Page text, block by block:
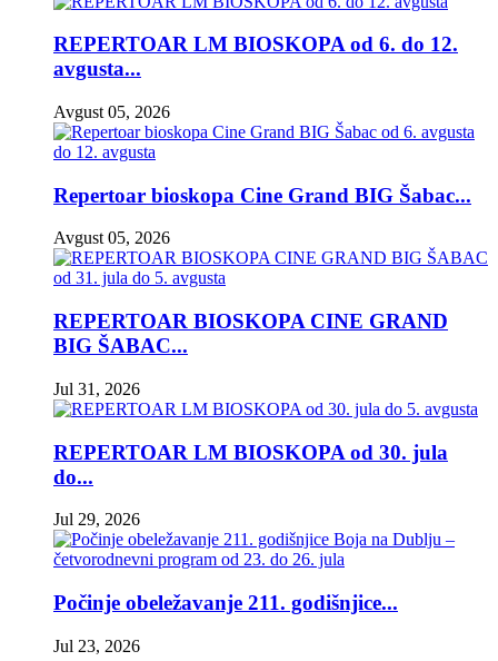
REPERTOAR LM BIOSKOPA od 6. do 12.
avgusta...
Avgust 05, 2026
Repertoar bioskopa Cine Grand BIG Šabac...
Avgust 05, 2026
REPERTOAR BIOSKOPA CINE GRAND
BIG ŠABAC...
Jul 31, 2026
REPERTOAR LM BIOSKOPA od 30. jula
do...
Jul 29, 2026
Počinje obeležavanje 211. godišnjice...
Jul 23, 2026